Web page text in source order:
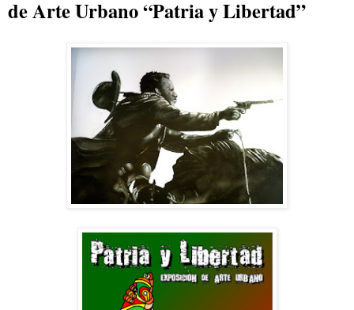
de Arte Urbano “Patria y Libertad”